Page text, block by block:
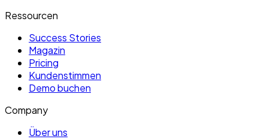
Ressourcen
Success Stories
Magazin
Pricing
Kundenstimmen
Demo buchen
Company
Über uns